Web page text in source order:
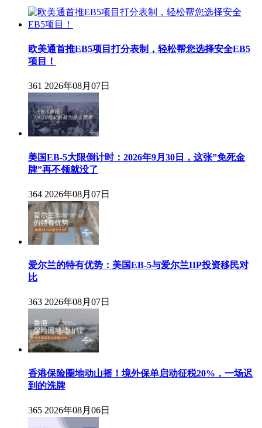
欧美通首推EB5项目打分表制，轻松帮您选择安全EB5
项目！
361 2026年08月07日
美国EB-5大限倒计时：2026年9月30日，这张”免死金
牌”再不领就没了
364 2026年08月07日
爱尔兰的特有优势：美国EB-5与爱尔兰IIP投资移民对
比
363 2026年08月07日
香港保险圈地动山摇！境外保单启动征税20%，一场迟
到的洗牌
365 2026年08月06日